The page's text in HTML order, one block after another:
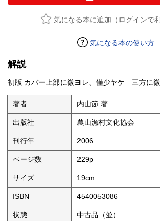
気になる本に追加（ログインで利
気になる本の使い方
解説
初版 カバー上部に微ヨレ、僅少ヤケ 三方に
著者 内山節 著
出版社 農山漁村文化協会
刊行年 2006
ページ数 229p
サイズ 19cm
ISBN 4540053086
状態 中古品（並）